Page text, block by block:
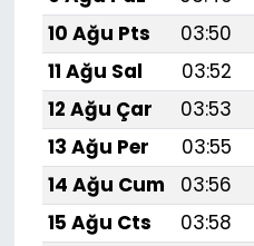
10 Ağu Pts
03:50
11 Ağu Sal
03:52
12 Ağu Çar
03:53
13 Ağu Per
03:55
14 Ağu Cum
03:56
15 Ağu Cts
03:58